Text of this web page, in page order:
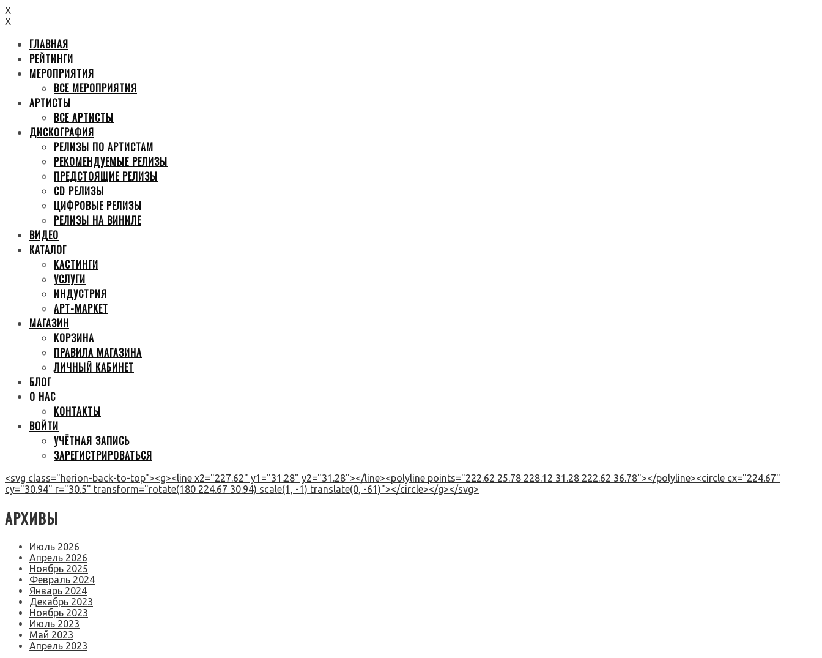
X
X
ГЛАВНАЯ
РЕЙТИНГИ
МЕРОПРИЯТИЯ
ВСЕ МЕРОПРИЯТИЯ
АРТИСТЫ
ВСЕ АРТИСТЫ
ДИСКОГРАФИЯ
РЕЛИЗЫ ПО АРТИСТАМ
РЕКОМЕНДУЕМЫЕ РЕЛИЗЫ
ПРЕДСТОЯЩИЕ РЕЛИЗЫ
CD РЕЛИЗЫ
ЦИФРОВЫЕ РЕЛИЗЫ
РЕЛИЗЫ НА ВИНИЛЕ
ВИДЕО
КАТАЛОГ
КАСТИНГИ
УСЛУГИ
ИНДУСТРИЯ
АРТ-МАРКЕТ
МАГАЗИН
КОРЗИНА
ПРАВИЛА МАГАЗИНА
ЛИЧНЫЙ КАБИНЕТ
БЛОГ
О НАС
КОНТАКТЫ
ВОЙТИ
УЧЁТНАЯ ЗАПИСЬ
ЗАРЕГИСТРИРОВАТЬСЯ
<svg class="herion-back-to-top"><g><line x2="227.62" y1="31.28" y2="31.28"></line><polyline points="222.62 25.78 228.12 31.28 222.62 36.78"></polyline><circle cx="224.67"
cy="30.94" r="30.5" transform="rotate(180 224.67 30.94) scale(1, -1) translate(0, -61)"></circle></g></svg>
АРХИВЫ
Июль 2026
Апрель 2026
Ноябрь 2025
Февраль 2024
Январь 2024
Декабрь 2023
Ноябрь 2023
Июль 2023
Май 2023
Апрель 2023